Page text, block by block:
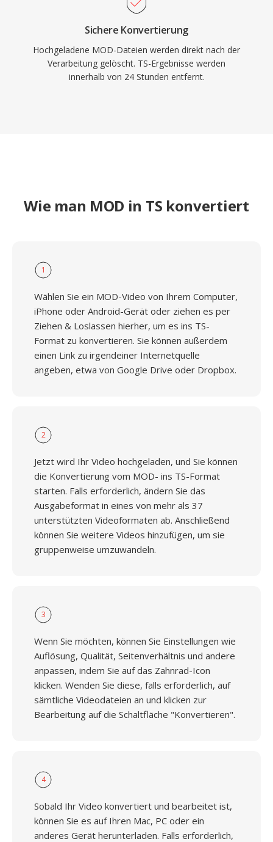
Sichere Konvertierung
Hochgeladene MOD-Dateien werden direkt nach der
Verarbeitung gelöscht. TS-Ergebnisse werden
innerhalb von 24 Stunden entfernt.
Wie man MOD in TS konvertiert
1
Wählen Sie ein MOD-Video von Ihrem Computer,
iPhone oder Android-Gerät oder ziehen es per
Ziehen & Loslassen hierher, um es ins TS-
Format zu konvertieren. Sie können außerdem
einen Link zu irgendeiner Internetquelle
angeben, etwa von Google Drive oder Dropbox.
2
Jetzt wird Ihr Video hochgeladen, und Sie können
die Konvertierung vom MOD- ins TS-Format
starten. Falls erforderlich, ändern Sie das
Ausgabeformat in eines von mehr als 37
unterstützten Videoformaten ab. Anschließend
können Sie weitere Videos hinzufügen, um sie
gruppenweise umzuwandeln.
3
Wenn Sie möchten, können Sie Einstellungen wie
Auflösung, Qualität, Seitenverhältnis und andere
anpassen, indem Sie auf das Zahnrad-Icon
klicken. Wenden Sie diese, falls erforderlich, auf
sämtliche Videodateien an und klicken zur
Bearbeitung auf die Schaltfläche "Konvertieren".
4
Sobald Ihr Video konvertiert und bearbeitet ist,
können Sie es auf Ihren Mac, PC oder ein
anderes Gerät herunterladen. Falls erforderlich,